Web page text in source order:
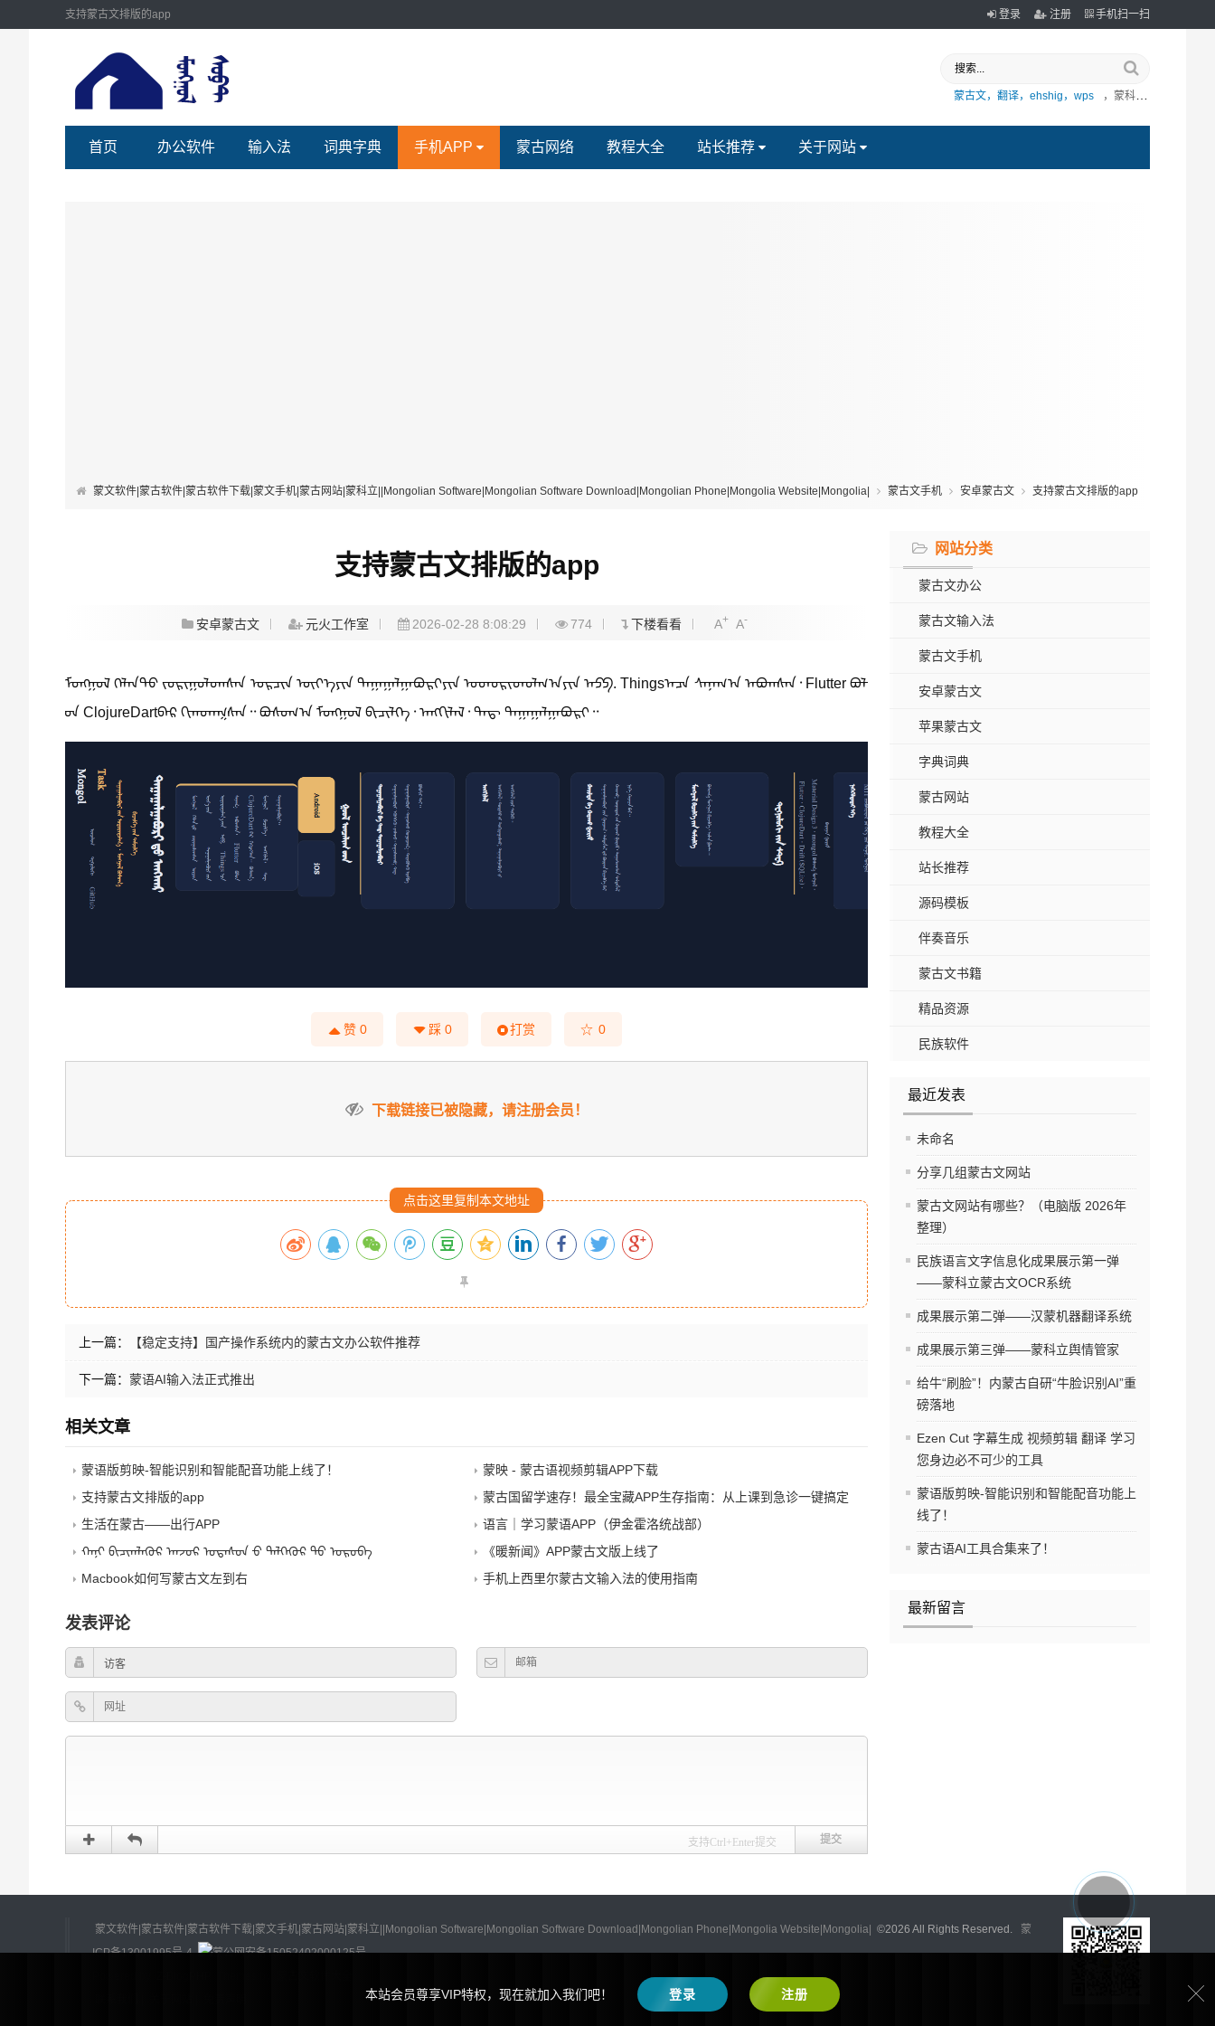
支持蒙古文排版的app 登录 注册 手机扫一扫
蒙古文，翻译，ehshig，wps ，蒙科立
首页 办公软件 输入法 词典字典 手机APP 蒙古网络 教程大全 站长推荐 关于网站
蒙文软件|蒙古软件|蒙古软件下载|蒙文手机|蒙古网站|蒙科立||Mongolian Software|Mongolian Software Download|Mongolian Phone|Mongolia Website|Mongolia| 蒙古文手机 安卓蒙古文 支持蒙古文排版的app
网站分类
蒙古文办公
蒙古文输入法
蒙古文手机
安卓蒙古文
苹果蒙古文
字典词典
蒙古网站
教程大全
站长推荐
源码模板
伴奏音乐
蒙古文书籍
精品资源
民族软件
最近发表
未命名
分享几组蒙古文网站
蒙古文网站有哪些？（电脑版 2026年
整理）
民族语言文字信息化成果展示第一弹
——蒙科立蒙古文OCR系统
成果展示第二弹——汉蒙机器翻译系统
成果展示第三弹——蒙科立舆情管家
给牛“刷脸”！内蒙古自研“牛脸识别AI”重
磅落地
Ezen Cut 字幕生成 视频剪辑 翻译 学习
您身边必不可少的工具
蒙语版剪映-智能识别和智能配音功能上
线了！
蒙古语AI工具合集来了！
最新留言
支持蒙古文排版的app
安卓蒙古文 元火工作室 2026-02-28 8:08:29 774 下楼看看 A+ A-
ᠮᠣᠩᠭᠣᠯ ᠬᠡᠯᠡᠨ᠎ᠳᠦ ᠵᠣᠷᠢᠭᠤᠯᠤᠭᠰᠠᠨ ᠣᠷᠴᠢᠨ ᠦᠶ᠎ᠡ᠎ᠶᠢᠨ ᠳᠠᠭᠠᠭᠠᠯᠭᠠᠪᠤᠷᠢ᠎ᠶᠢᠨ ᠤᠳᠤᠷᠢᠳᠤᠯᠭ᠎ᠠ᠎ᠶᠢᠨ ᠠᠫᠫ. Things᠎ᠠᠴᠠ ᠰᠠᠨᠠᠭ᠎ᠠ ᠠᠪᠤᠭᠰᠠᠨ᠂ Flutter ᠪᠣᠯ
ᠤᠨ ClojureDart᠎ᠪᠠᠷ ᠬᠢᠭᠳᠡᠭᠰᠡᠨ᠃ ᠪᠣᠰᠤᠭ᠎ᠠ ᠮᠣᠩᠭᠣᠯ ᠪᠢᠴᠢᠯᠭᠡ᠂ ᠠᠩᠭᠢᠯᠠᠯ᠂ ᠳᠡᠳ᠋ ᠳᠠᠭᠠᠭᠠᠯᠭᠠᠪᠤᠷᠢ᠃
赞 0 踩 0 打赏 ☆ 0
下载链接已被隐藏，请注册会员！
点击这里复制本文地址
上一篇： 【稳定支持】国产操作系统内的蒙古文办公软件推荐
下一篇： 蒙语AI输入法正式推出
相关文章
蒙语版剪映-智能识别和智能配音功能上线了！
蒙映 - 蒙古语视频剪辑APP下载
支持蒙古文排版的app
蒙古国留学速存！最全宝藏APP生存指南：从上课到急诊一键搞定
生活在蒙古——出行APP
语言｜学习蒙语APP（伊金霍洛统战部）
ᠬᠠᠨᠢ ᠪᠢᠴᠢᠭᠯᠡᠭᠦᠷ ᠠᠨ᠋ᠵᠣᠷ ᠤᠲᠠᠰᠤᠨ ᠊ᠤ ᠲᠡᠯᠭᠡᠭᠦᠷ ᠲᠦ ᠣᠷᠣᠪᠠ
《暖新闻》APP蒙古文版上线了
Macbook如何写蒙古文左到右
手机上西里尔蒙古文输入法的使用指南
发表评论
支持Ctrl+Enter提交
蒙文软件|蒙古软件|蒙古软件下载|蒙文手机|蒙古网站|蒙科立||Mongolian Software|Mongolian Software Download|Mongolian Phone|Mongolia Website|Mongolia| ©2026 All Rights Reserved.
蒙
ICP备13001995号-4
蒙公网安备15052402000125号
本站会员尊享VIP特权，现在就加入我们吧！ 登录 注册